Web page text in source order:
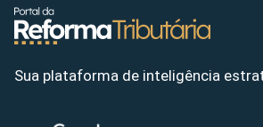
Sua plataforma de inteligência